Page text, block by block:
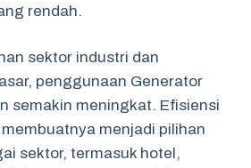
rendah.
sektor industri dan
penggunaan Generator
semakin meningkat. Efisiensi
menjadi pilihan
sektor, termasuk hotel,